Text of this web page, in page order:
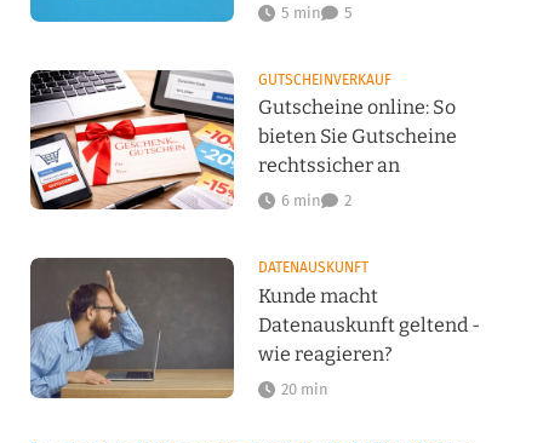
5 min 5
GUTSCHEINVERKAUF
Gutscheine online: So
bieten Sie Gutscheine
rechtssicher an
6 min 2
DATENAUSKUNFT
Kunde macht
Datenauskunft geltend -
wie reagieren?
20 min